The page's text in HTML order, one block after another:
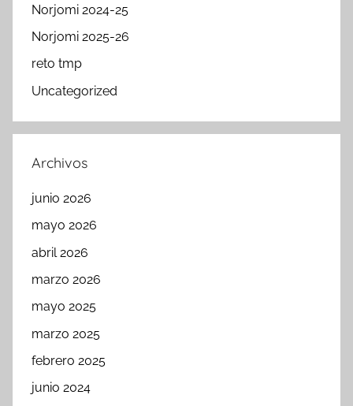
Norjomi 2024-25
Norjomi 2025-26
reto tmp
Uncategorized
Archivos
junio 2026
mayo 2026
abril 2026
marzo 2026
mayo 2025
marzo 2025
febrero 2025
junio 2024